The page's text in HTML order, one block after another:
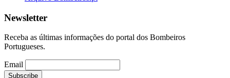
Newsletter
Receba as últimas informações do portal dos Bombeiros
Portugueses.
Email